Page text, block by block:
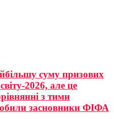
суму призових
2026, але це
з тими
засновники ФІФА